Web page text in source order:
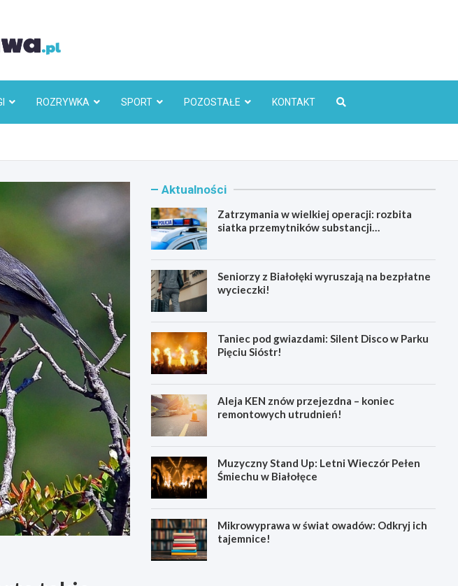
ROZRYWKA SPORT POZOSTAŁE KONTAKT
Aktualności
Zatrzymania w wielkiej operacji: rozbita
siatka przemytników substancji
Seniorzy z Białołęki wyruszają na bezpłatne
wycieczki!
Taniec pod gwiazdami: Silent Disco w Parku
Pięciu Sióstr!
Aleja KEN znów przejezdna – koniec
remontowych utrudnień!
Muzyczny Stand Up: Letni Wieczór Pełen
Śmiechu w Białołęce
Mikrowyprawa w świat owadów: Odkryj ich
tajemnice!